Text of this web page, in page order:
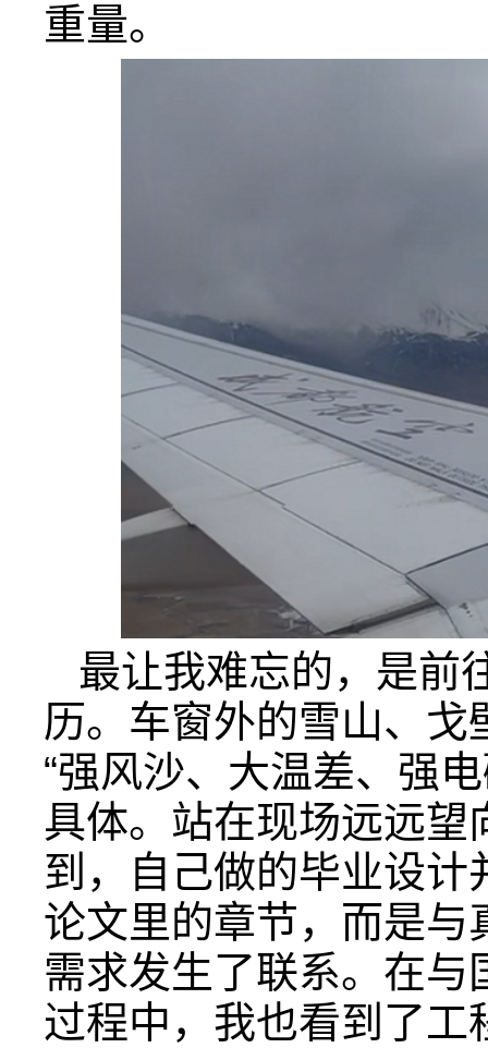
重量。
最让我难忘的，是前
历。车窗外的雪山、
“强风沙、大温差、强
具体。站在现场远远
到，自己做的毕业设
论文里的章节，而是与
需求发生了联系。在
过程中，我也看到了